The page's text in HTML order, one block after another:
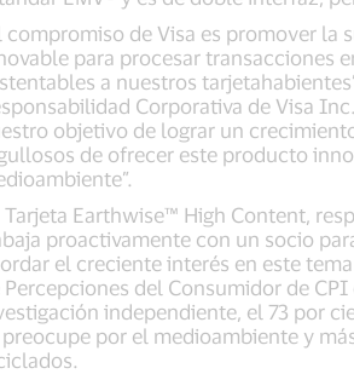
compromiso de Visa es promover
para procesar transacciones
a nuestros
Corporativa de Visa
objetivo de lograr un
de ofrecer este producto
Tarjeta Earthwise™ High Content,
proactivamente con un socio
el creciente interés en este
Percepciones del Consumidor de
independiente, el 73 por
preocupe por el medioambiente y